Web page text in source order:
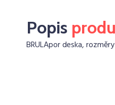
Popis
BRULApor deska,